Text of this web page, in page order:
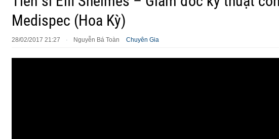
Medispec (Hoa Kỳ)
28/02/2017 21:27 · Nguyễn Bá Toàn Chuyên Gia